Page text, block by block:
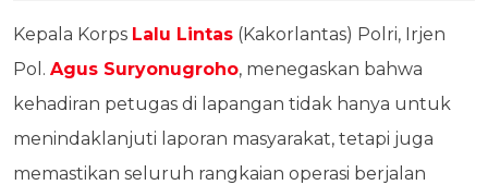
Kepala Korps Lalu Lintas (Kakorlantas) Polri, Irjen
Pol. Agus Suryonugroho, menegaskan bahwa
kehadiran petugas di lapangan tidak hanya untuk
menindaklanjuti laporan masyarakat, tetapi juga
memastikan seluruh rangkaian operasi berjalan